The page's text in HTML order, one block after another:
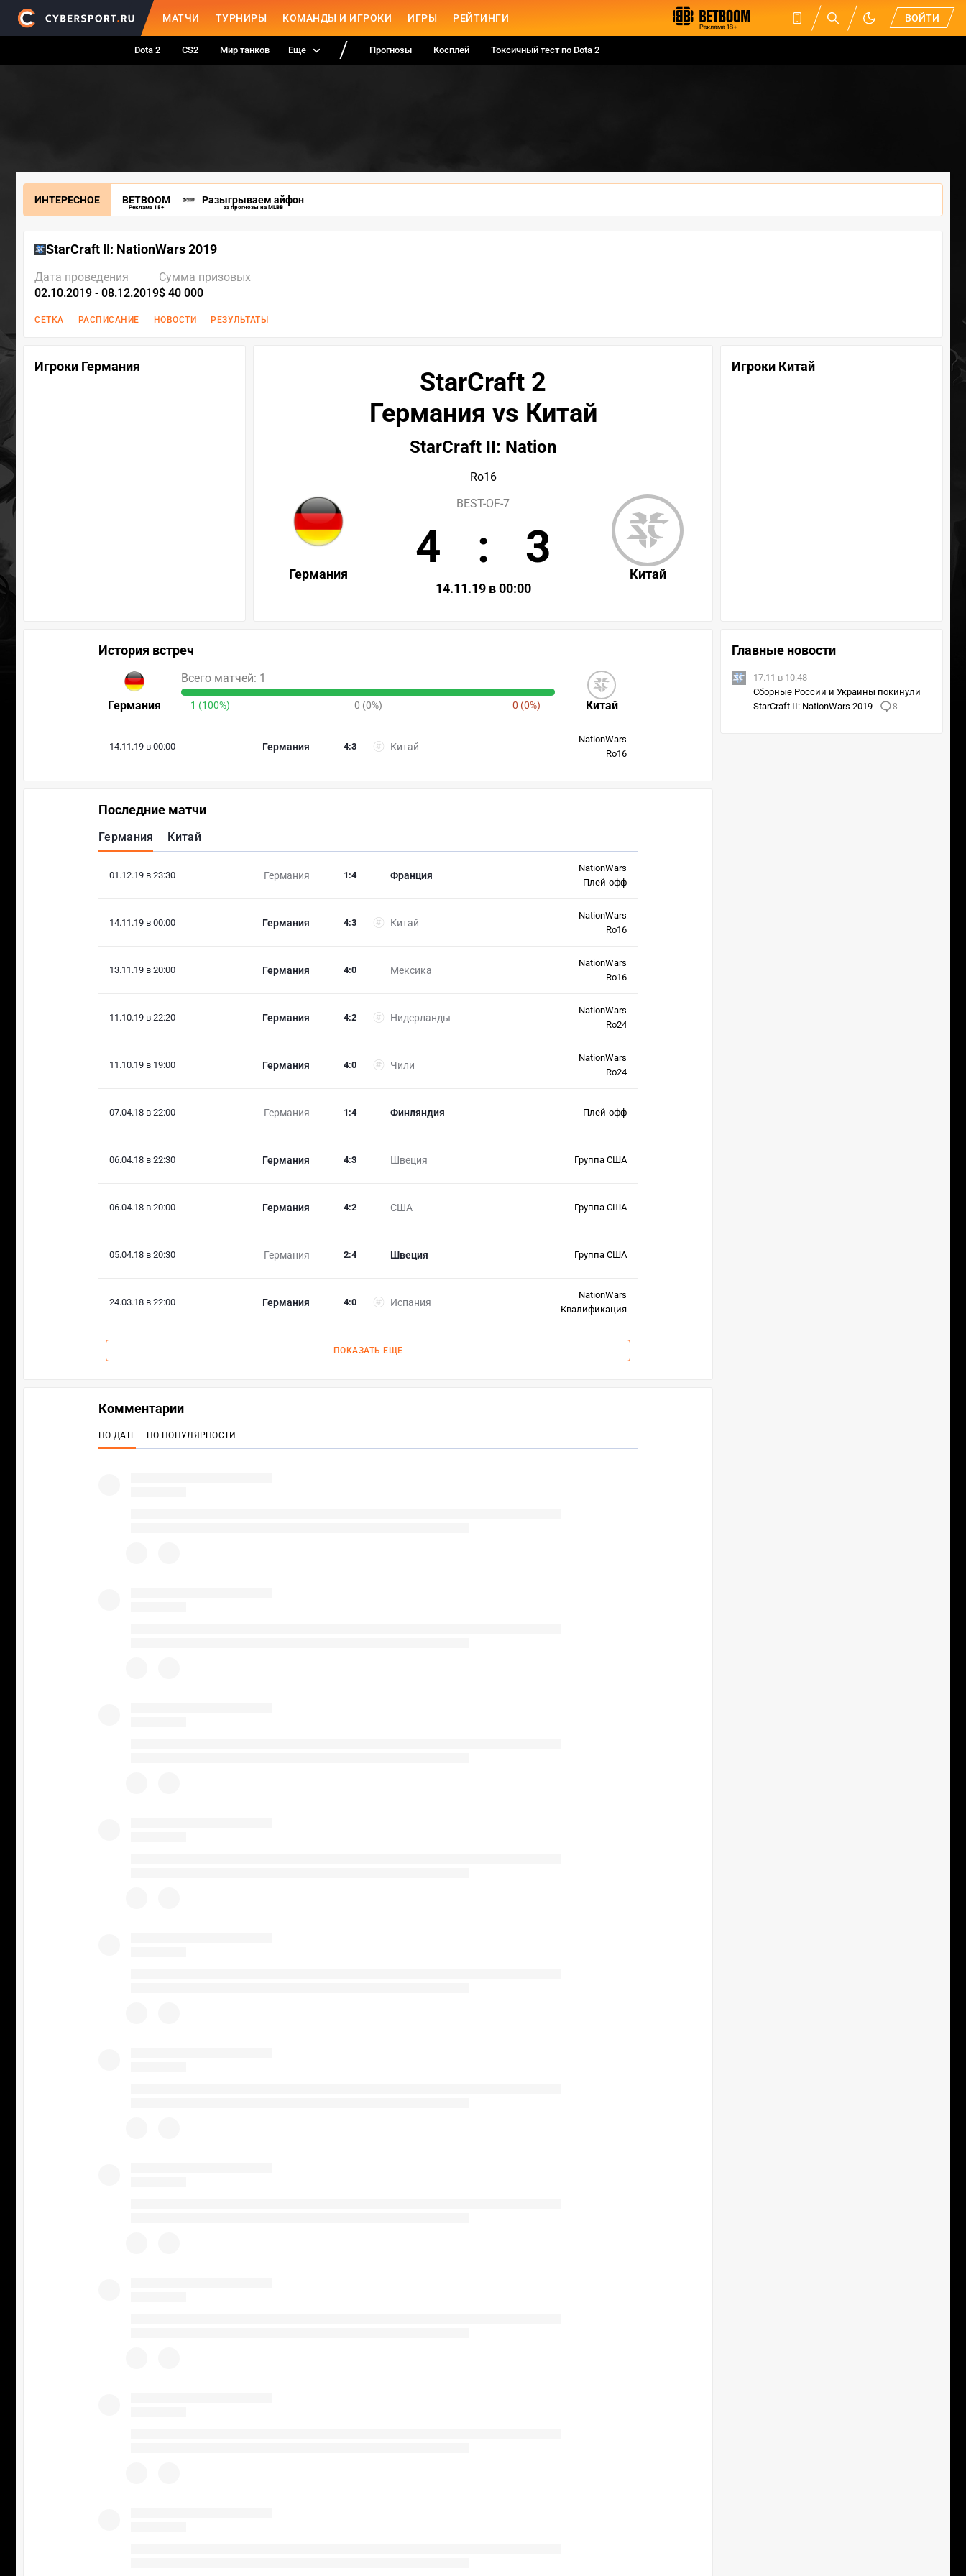
МАТЧИ ТУРНИРЫ КОМАНДЫ И ИГРОКИ ИГРЫ РЕЙТИНГИ ВОЙТИ
Dota 2 CS2 Мир танков Еще Прогнозы Косплей Токсичный тест по Dota 2
ИНТЕРЕСНОЕ BETBOOM
Реклама 18+
Разыгрываем айфон
за прогнозы на MLBB
StarCraft II: NationWars 2019
Дата проведения
02.10.2019 - 08.12.2019
Сумма призовых
$ 40 000
СЕТКА РАСПИСАНИЕ НОВОСТИ РЕЗУЛЬТАТЫ
Игроки Германия Игроки Китай
StarCraft 2
Германия vs Китай
StarCraft II: Nation
Ro16
Германия Китай
BEST-OF-7
4 : 3
14.11.19 в 00:00
История встреч
Германия Китай
Всего матчей: 1
1 (100%) 0 (0%) 0 (0%)
14.11.19 в 00:00 Германия Китай
4:3
NationWars
Ro16
Последние матчи
Германия Китай
01.12.19 в 23:30 Германия Франция
1 :4
NationWars
Плей-офф
14.11.19 в 00:00 Германия Китай
4:3
NationWars
Ro16
13.11.19 в 20:00 Германия Мексика
4:0
NationWars
Ro16
11.10.19 в 22:20 Германия Нидерланды
4:2
NationWars
Ro24
11.10.19 в 19:00 Германия Чили
4:0
NationWars
Ro24
07.04.18 в 22:00 Германия Финляндия
1 :4 Плей-офф
06.04.18 в 22:30 Германия Швеция
4:3 Группа США
06.04.18 в 20:00 Германия США
4:2 Группа США
05.04.18 в 20:30 Германия Швеция
2:4 Группа США
24.03.18 в 22:00 Германия Испания
4:0
NationWars
Квалификация
ПОКАЗАТЬ ЕЩЕ
Главные новости
17.11 в 10:48
Сборные России и Украины покинули
StarCraft II: NationWars 2019
8
Комментарии
ПО ДАТЕ ПО ПОПУЛЯРНОСТИ